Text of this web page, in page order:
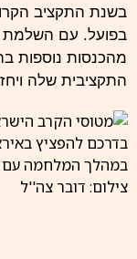
בשנת התקציב
בפועל. עם השלמת
מהכנסות נוספות
התקציבית שלה